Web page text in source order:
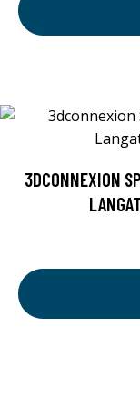
3DCONNEXION